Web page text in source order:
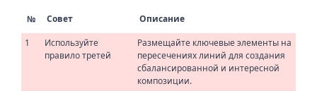
№ Совет
Описание
1
Используйте
правило третей
Размещайте ключевые элементы на
пересечениях линий для создания
сбалансированной и интересной
композиции.